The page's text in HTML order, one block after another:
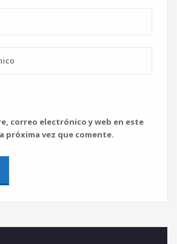
correo electrónico y web en este
próxima vez que comente.